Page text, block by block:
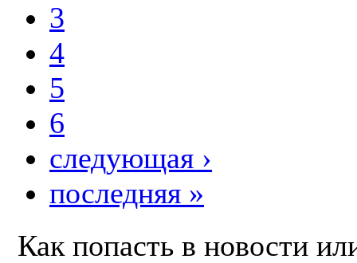
3
4
5
6
следующая ›
последняя »
Как попасть в новости